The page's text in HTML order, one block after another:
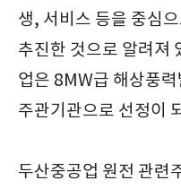
생, 서비스 등을 중심
추진한 것으로 알려져
업은 8MW급 해상풍
주관기관으로 선정이
두산중공업 원전 관련